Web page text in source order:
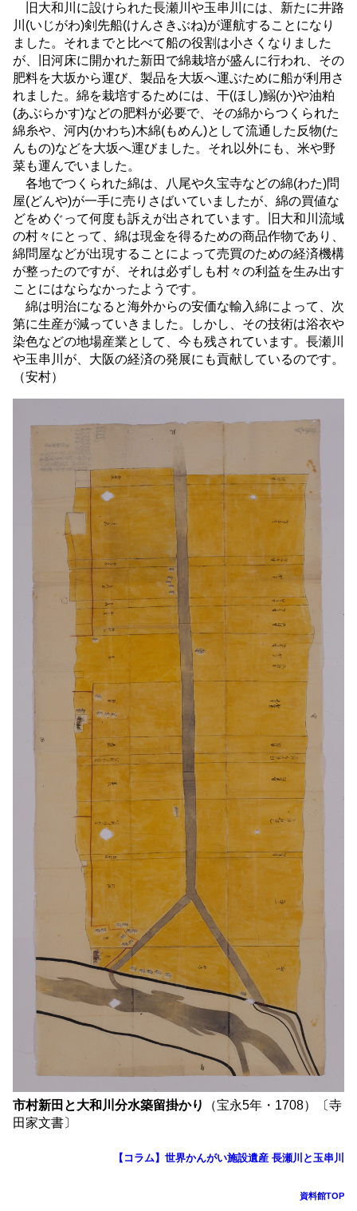
旧大和川に設けられた長瀬川や玉串川には、新たに井路
川(いじがわ)剣先船(けんさきぶね)が運航することになり
ました。それまでと比べて船の役割は小さくなりました
が、旧河床に開かれた新田で綿栽培が盛んに行われ、その
肥料を大坂から運び、製品を大坂へ運ぶために船が利用さ
れました。綿を栽培するためには、干(ほし)鰯(か)や油粕
(あぶらかす)などの肥料が必要で、その綿からつくられた
綿糸や、河内(かわち)木綿(もめん)として流通した反物(た
んもの)などを大坂へ運びました。それ以外にも、米や野
菜も運んでいました。
各地でつくられた綿は、八尾や久宝寺などの綿(わた)問
屋(どんや)が一手に売りさばいていましたが、綿の買値な
どをめぐって何度も訴えが出されています。旧大和川流域
の村々にとって、綿は現金を得るための商品作物であり、
綿問屋などが出現することによって売買のための経済機構
が整ったのですが、それは必ずしも村々の利益を生み出す
ことにはならなかったようです。
綿は明治になると海外からの安価な輸入綿によって、次
第に生産が減っていきました。しかし、その技術は浴衣や
染色などの地場産業として、今も残されています。長瀬川
や玉串川が、大阪の経済の発展にも貢献しているのです。
（安村）
市村新田と大和川分水築留掛かり
（宝永5年・1708）〔寺
田家文書〕
【コラム】世界かんがい施設遺産 長瀬川と玉串川
資料館TOP